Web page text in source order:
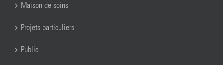
Maison de soins
Projets particuliers
Public